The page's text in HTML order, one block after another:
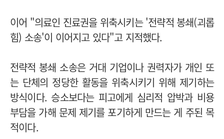
이어 "의료인 진료권을 위축시키는 '전략적 봉쇄(괴롭
힘) 소송'이 이어지고 있다"고 지적했다.
전략적 봉쇄 소송은 거대 기업이나 권력자가 개인 또
는 단체의 정당한 활동을 위축시키기 위해 제기하는
방식이다. 승소보다는 피고에게 심리적 압박과 비용
부담을 가해 문제 제기를 포기하게 만드는 게 주된 목
적이다.